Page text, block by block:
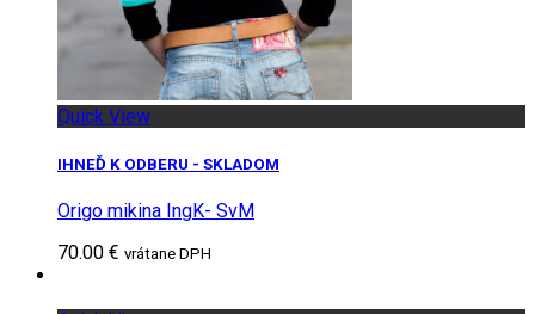
Quick View
IHNEĎ K ODBERU - SKLADOM
Origo mikina IngK- SvM
70.00 € vrátane DPH